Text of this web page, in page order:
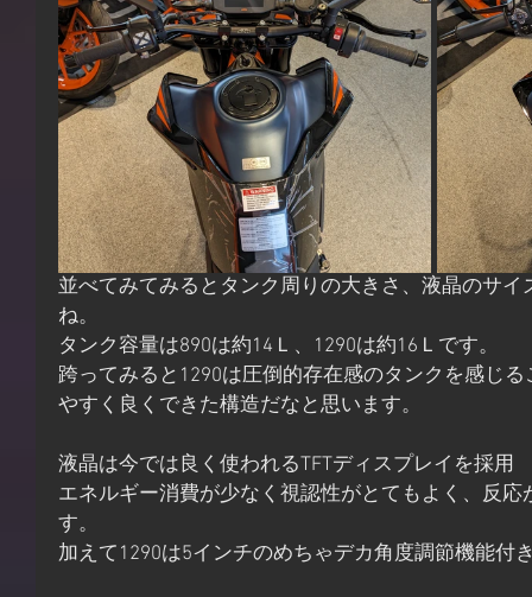
並べてみてみるとタンク周りの大きさ、液晶のサ
ね。
タンク容量は890は約14Ｌ、1290は約16Ｌです。
跨ってみると1290は圧倒的存在感のタンクを感じ
やすく良くできた構造だなと思います。
液晶は今では良く使われるTFTディスプレイを採用
エネルギー消費が少なく視認性がとてもよく、反
す。
加えて1290は5インチのめちゃデカ角度調節機能付